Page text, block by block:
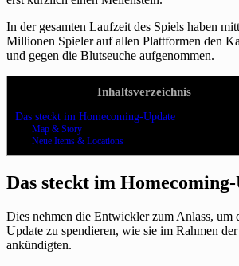
In der gesamten Laufzeit des Spiels haben
Millionen Spieler auf allen Plattformen den
und gegen die Blutseuche aufgenommen.
Inhaltsverzeichnis
Das steckt im Homecoming-Update
Map & Story
Neue Items & Locations
Das steckt im
Dies nehmen die Entwickler zum Anlass, um
Update zu spendieren, wie sie im Rahmen der
ankündigten.